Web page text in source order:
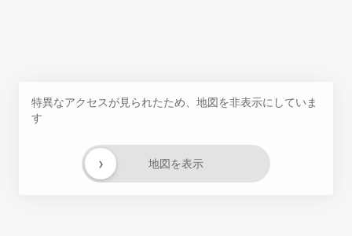
特異なアクセスが見られたため、地図を非表示にしていま
す
地図を表示
›